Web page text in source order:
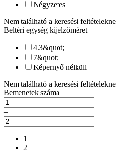
Négyzetes
Nem található a keresési
Beltéri egység kijelzőméret
4.3&quot;
7&quot;
Képernyő nélküli
Nem található a keresési
Bemenetek száma
–
1
2